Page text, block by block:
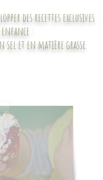
des recettes exclusives
:
sel et en matière grasse.